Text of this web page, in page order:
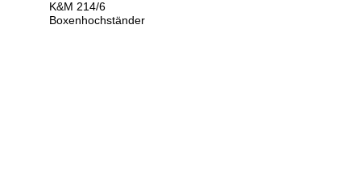
K&M 214/6
Boxenhochständer